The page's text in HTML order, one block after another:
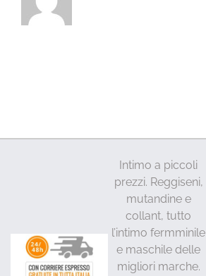
Intimo a piccoli
prezzi. Reggiseni,
mutandine e
collant, tutto
l’intimo fermminile
e maschile delle
migliori marche.